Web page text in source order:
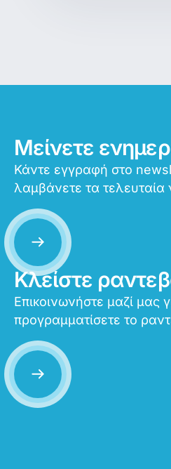
Μείνετε
Κάντε εγγραφή στο
λαμβάνετε τα τελευταία
Κλείστε
Επικοινωνήστε μαζί μας
προγραμματίσετε το